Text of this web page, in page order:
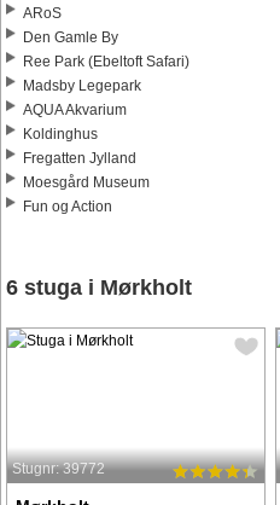
ARoS
Den Gamle By
Ree Park (Ebeltoft Safari)
Madsby Legepark
AQUA Akvarium
Koldinghus
Fregatten Jylland
Moesgård Museum
Fun og Action
6 stuga i Mørkholt
Stugnr: 39772